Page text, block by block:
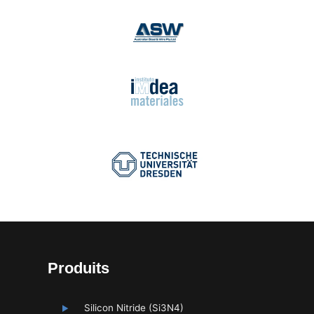
Produits
Silicon Nitride (Si3N4)